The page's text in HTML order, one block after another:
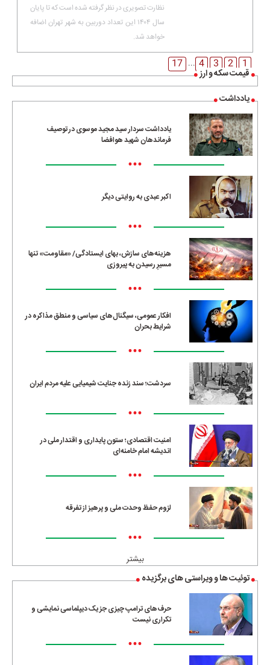
قیمت سکه و ارز
یادداشت
یادداشت سردار سید مجید موسوی در توصیف
فرماندهان شهید هوافضا
•••
اکبر عبدی به روایتی دیگر
•••
هزینه‌های سازش، بهای ایستادگی/ «مقاومت» تنها
مسیرِ رسیدن به پیروزی
•••
افکار عمومی، سیگنال‌های سیاسی و منطق مذاکره در
شرایط بحران
•••
سردشت؛ سند زنده جنایت شیمیایی علیه مردم ایران
•••
امنیت اقتصادی؛ ستون پایداری و اقتدار ملی در
اندیشه امام خامنه‌ای
•••
لزوم حفظ وحدت ملی و پرهیز از تفرقه
•••
بیشتر
توئیت ها و ویراستی های برگزیده
حرف‌های ترامپ چیزی جز یک دیپلماسی نمایشی و
تکراری نیست
•••
نظارت تصویری در نظر گرفته شده است که تا پایان
سال ۱۴۰۴ این تعداد دوربین به شهر تهران اضافه
خواهد شد.
1
2
3
4
...
17